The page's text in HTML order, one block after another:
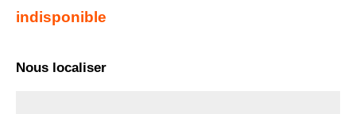
indisponible
Nous localiser